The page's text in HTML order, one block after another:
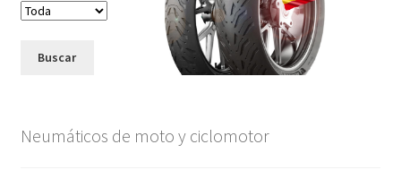
Buscar
Neumáticos de moto y ciclomotor